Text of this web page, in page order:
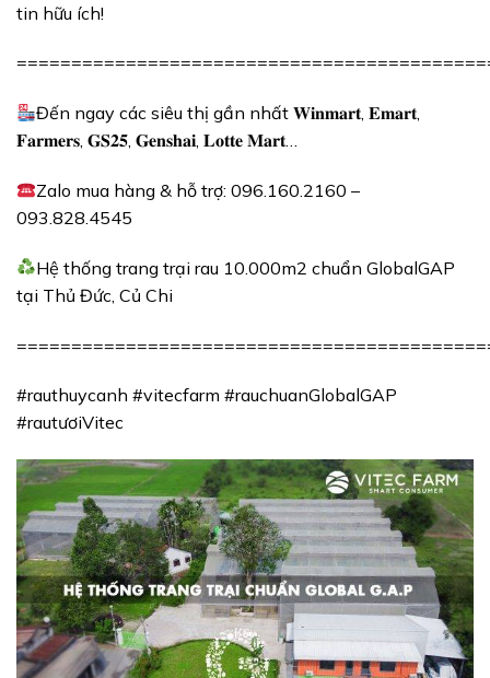
tin hữu ích!
Đến ngay các siêu thị gần nhất 𝐖𝐢𝐧𝐦𝐚𝐫𝐭, 𝐄𝐦𝐚𝐫𝐭,
𝐅𝐚𝐫𝐦𝐞𝐫𝐬, 𝐆𝐒𝟐𝟓, 𝐆𝐞𝐧𝐬𝐡𝐚𝐢, 𝐋𝐨𝐭𝐭𝐞 𝐌𝐚𝐫𝐭…
Zalo mua hàng & hỗ trợ: 096.160.2160 –
093.828.4545
Hệ thống trang trại rau 10.000m2 chuẩn GlobalGAP
tại Thủ Đức, Củ Chi
#rauthuycanh #vitecfarm #rauchuanGlobalGAP
#rautươiVitec